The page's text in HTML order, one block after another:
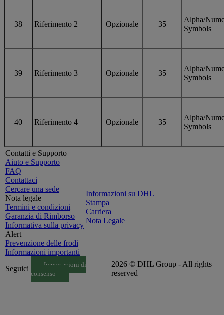
38 Riferimento 2 Opzionale 35
Alpha/
Symbols
39 Riferimento 3 Opzionale 35
Alpha/
Symbols
40 Riferimento 4 Opzionale 35
Alpha/
Symbols
Contatti e Supporto
Aiuto e Supporto
FAQ
Contattaci
Cercare una sede
Nota legale
Termini e condizioni
Garanzia di Rimborso
Informativa sulla privacy
Alert
Prevenzione delle frodi
Informazioni importanti
Informazioni su DHL
Stampa
Carriera
Nota Legale
Seguici
Impostazioni di
consenso
2026 © DHL Group - All rights
reserved